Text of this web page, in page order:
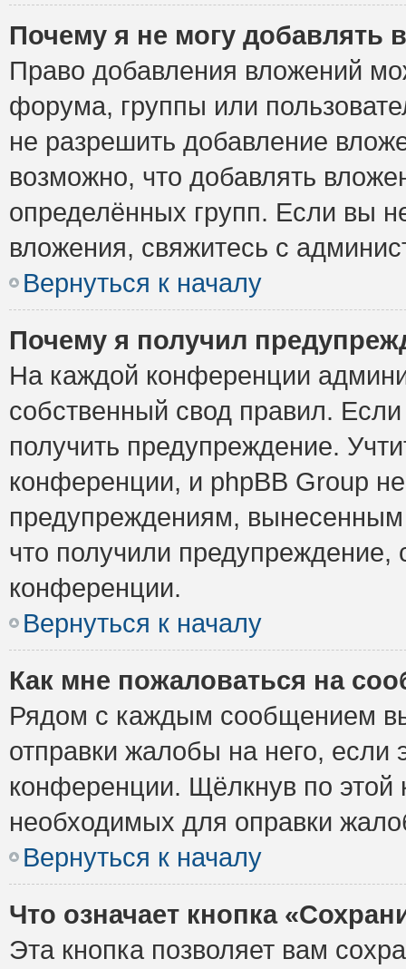
Почему я не могу добавлять
Право добавления вложений
форума, группы или
не разрешить добавление
возможно, что добавлять
определённых групп. Если вы
вложения, свяжитесь с
Вернуться к началу
Почему я получил
На каждой конференции
собственный свод правил.
получить предупреждение.
конференции, и phpBB Group
предупреждениям,
что получили предупреждение,
конференции.
Вернуться к началу
Как мне пожаловаться на
Рядом с каждым сообщением
отправки жалобы на него,
конференции. Щёлкнув по этой
необходимых для оправки
Вернуться к началу
Что означает кнопка
Эта кнопка позволяет вам